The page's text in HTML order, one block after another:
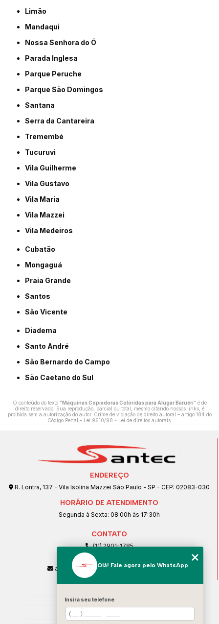
Limão
Mandaqui
Nossa Senhora do Ó
Parada Inglesa
Parque Peruche
Parque São Domingos
Santana
Serra da Cantareira
Tremembé
Tucuruvi
Vila Guilherme
Vila Gustavo
Vila Maria
Vila Mazzei
Vila Medeiros
Cubatão
Mongaguá
Praia Grande
Santos
São Vicente
Diadema
Santo André
São Bernardo do Campo
São Caetano do Sul
O conteúdo do texto "Máquinas Copiadoras Coloridas para Alugar Barueri" é de
direito reservado. Sua reprodução, parcial ou total, mesmo citando nossos links, é
proibida sem a autorização do autor. Crime de violação de direito autoral – artigo 184 do
Código Penal – Lei 9610/98 - Lei de direitos autorais.
ENDEREÇO
R. Lontra, 137 - Vila Isolina Mazzei São Paulo - SP - CEP: 02083-030
HORÁRIO DE ATENDIMENTO
Segunda à Sexta: 08:00h às 17:30h
CONTATO
(11) 2901-1785
(11) 99239-1832
atendimento@santeccopiadoras.com.br
Home
Empresa
Olá! Fale agora pelo WhatsApp
Insira seu telefone